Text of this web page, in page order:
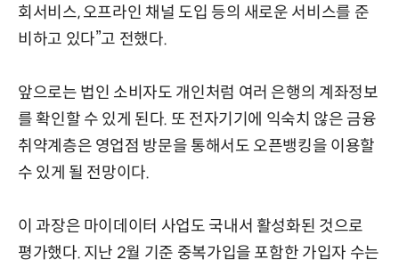
회서비스, 오프라인 채널 도입 등의 새로운 서비스를 준
비하고 있다”고 전했다.
앞으로는 법인 소비자도 개인처럼 여러 은행의 계좌정보
를 확인할 수 있게 된다. 또 전자기기에 익숙치 않은 금융
취약계층은 영업점 방문을 통해서도 오픈뱅킹을 이용할
수 있게 될 전망이다.
이 과장은 마이데이터 사업도 국내서 활성화된 것으로
평가했다. 지난 2월 기준 중복가입을 포함한 가입자 수는